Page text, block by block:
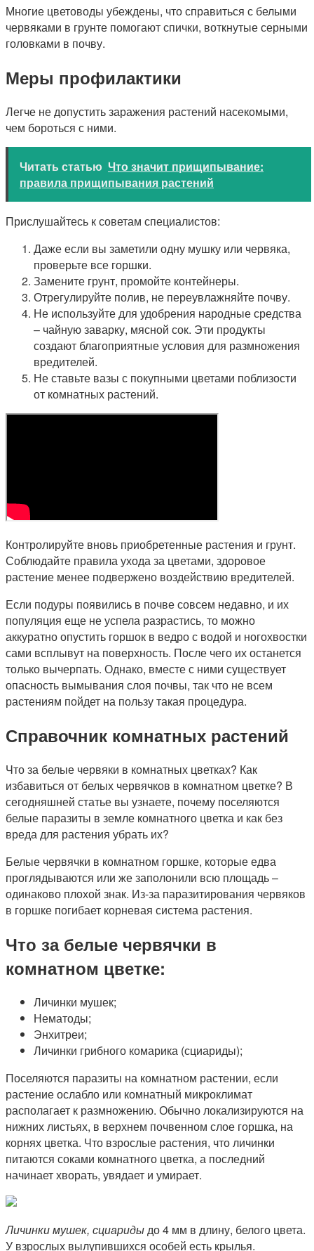
Многие цветоводы убеждены, что справиться с белыми
червяками в грунте помогают спички, воткнутые серными
головками в почву.
Меры профилактики
Легче не допустить заражения растений насекомыми,
чем бороться с ними.
Читать статью Что значит прищипывание:
правила прищипывания растений
Прислушайтесь к советам специалистов:
Даже если вы заметили одну мушку или червяка,
проверьте все горшки.
Замените грунт, промойте контейнеры.
Отрегулируйте полив, не переувлажняйте почву.
Не используйте для удобрения народные средства
– чайную заварку, мясной сок. Эти продукты
создают благоприятные условия для размножения
вредителей.
Не ставьте вазы с покупными цветами поблизости
от комнатных растений.
Контролируйте вновь приобретенные растения и грунт.
Соблюдайте правила ухода за цветами, здоровое
растение менее подвержено воздействию вредителей.
Если подуры появились в почве совсем недавно, и их
популяция еще не успела разрастись, то можно
аккуратно опустить горшок в ведро с водой и ногохвостки
сами всплывут на поверхность. После чего их останется
только вычерпать. Однако, вместе с ними существует
опасность вымывания слоя почвы, так что не всем
растениям пойдет на пользу такая процедура.
Справочник комнатных растений
Что за белые червяки в комнатных цветках? Как
избавиться от белых червячков в комнатном цветке? В
сегодняшней статье вы узнаете, почему поселяются
белые паразиты в земле комнатного цветка и как без
вреда для растения убрать их?
Белые червячки в комнатном горшке, которые едва
проглядываются или же заполонили всю площадь –
одинаково плохой знак. Из-за паразитирования червяков
в горшке погибает корневая система растения.
Что за белые червячки в
комнатном цветке:
Личинки мушек;
Нематоды;
Энхитреи;
Личинки грибного комарика (сциариды);
Поселяются паразиты на комнатном растении, если
растение ослабло или комнатный микроклимат
располагает к размножению. Обычно локализируются на
нижних листьях, в верхнем почвенном слое горшка, на
корнях цветка. Что взрослые растения, что личинки
питаются соками комнатного цветка, а последний
начинает хворать, увядает и умирает.
Личинки мушек, сциаридыдо 4 мм в длину, белого цвета.
У взрослых вылупившихся особей есть крылья.